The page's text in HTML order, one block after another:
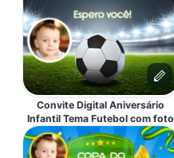
Convite Digital Aniversário
Infantil Tema Futebol com foto